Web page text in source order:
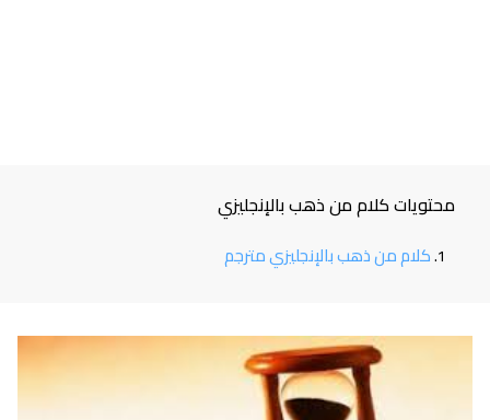
محتويات كلام من ذهب بالإنجليزي
كلام من ذهب بالإنجليزي مترجم